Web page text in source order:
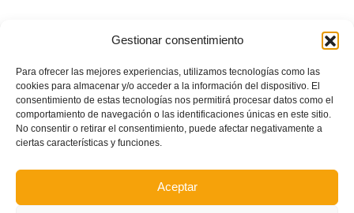
Gestionar consentimiento
Para ofrecer las mejores experiencias, utilizamos tecnologías como las
cookies para almacenar y/o acceder a la información del dispositivo. El
consentimiento de estas tecnologías nos permitirá procesar datos como el
comportamiento de navegación o las identificaciones únicas en este sitio.
No consentir o retirar el consentimiento, puede afectar negativamente a
ciertas características y funciones.
Aceptar